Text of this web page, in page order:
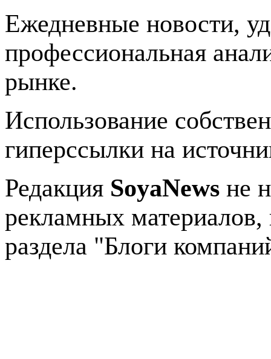
Ежедневные новости,
профессиональная
рынке.
Использование
гиперссылки на
Редакция SoyaNews не
рекламных
раздела "Блоги